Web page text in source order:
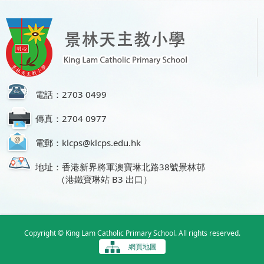
電話：2703 0499
傳真：2704 0977
電郵：klcps@klcps.edu.hk
地址：香港新界將軍澳寶琳北路38號景林邨
（港鐵寶琳站 B3 出口）
Copyright © King Lam Catholic Primary School. All rights reserved.
網頁地圖